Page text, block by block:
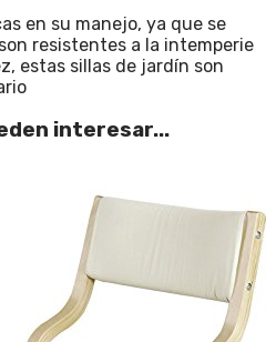
en su manejo, ya que se
resistentes a la intemperie
estas sillas de jardín son
interesar...